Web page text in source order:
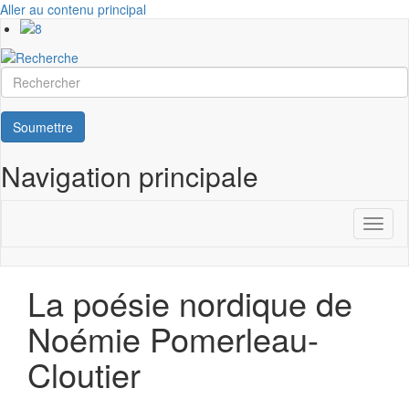
Aller au contenu principal
Rechercher
Soumettre
Navigation principale
La poésie nordique de
Noémie Pomerleau-
Cloutier